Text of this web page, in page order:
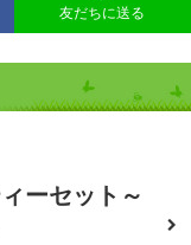
友だちに送る
ーセット～